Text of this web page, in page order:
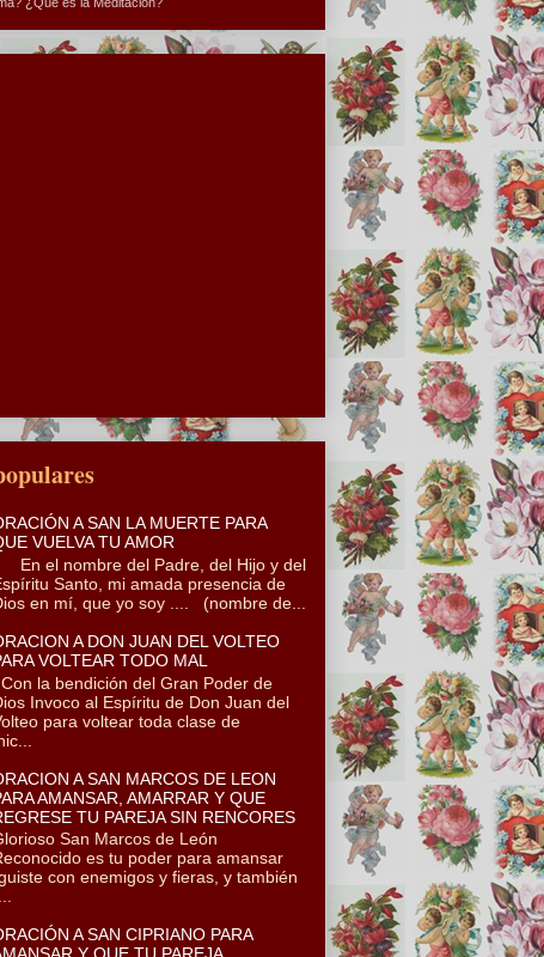
A SAN LA MUERTE PARA
VUELVA TU AMOR
En el nombre del Padre, del Hijo y del
Santo, mi amada presencia de
en mí, que yo soy .... (nombre de...
A DON JUAN DEL VOLTEO
VOLTEAR TODO MAL
Con la bendición del Gran Poder de
Invoco al Espíritu de Don Juan del
para voltear toda clase de
A SAN MARCOS DE LEON
AMANSAR, AMARRAR Y QUE
TU PAREJA SIN RENCORES
San Marcos de León
es tu poder para amansar
con enemigos y fieras, y también
A SAN CIPRIANO PARA